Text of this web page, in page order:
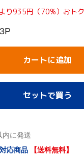
り935円（70%）おトク
3P
カートに追加
セットで買う
内に発送
応商品
【送料無料】